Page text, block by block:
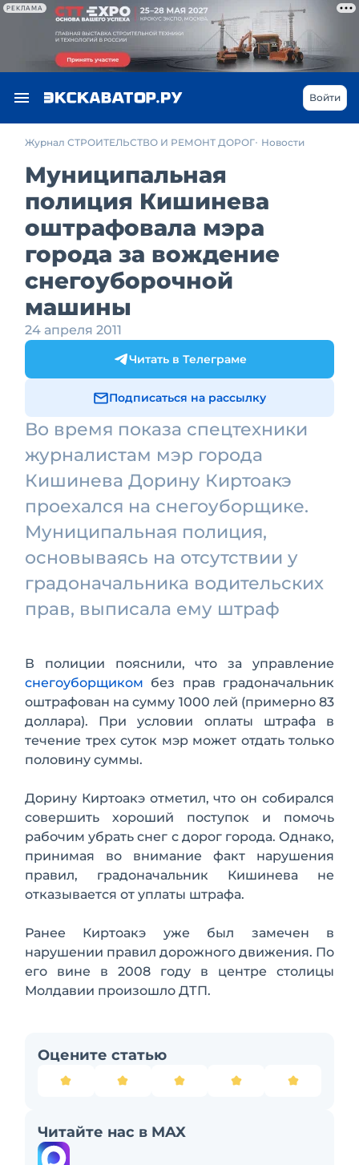
РЕКЛАМА
Войти
Журнал СТРОИТЕЛЬСТВО И РЕМОНТ ДОРОГ Новости
Муниципальная
полиция Кишинева
оштрафовала мэра
города за вождение
снегоуборочной
машины
24 апреля 2011
Читать в Телеграме
Подписаться на рассылку
Во время показа спецтехники
журналистам мэр города
Кишинева Дорину Киртоакэ
проехался на снегоуборщике.
Муниципальная полиция,
основываясь на отсутствии у
градоначальника водительских
прав, выписала ему штраф
В полиции пояснили, что за управление
снегоуборщиком без прав градоначальник
оштрафован на сумму 1000 лей (примерно 83
доллара). При условии оплаты штрафа в
течение трех суток мэр может отдать только
половину суммы.
Дорину Киртоакэ отметил, что он собирался
совершить хороший поступок и помочь
рабочим убрать снег с дорог города. Однако,
принимая во внимание факт нарушения
правил, градоначальник Кишинева не
отказывается от уплаты штрафа.
Ранее Киртоакэ уже был замечен в
нарушении правил дорожного движения. По
его вине в 2008 году в центре столицы
Молдавии произошло ДТП.
Оцените статью
Читайте нас в MAX